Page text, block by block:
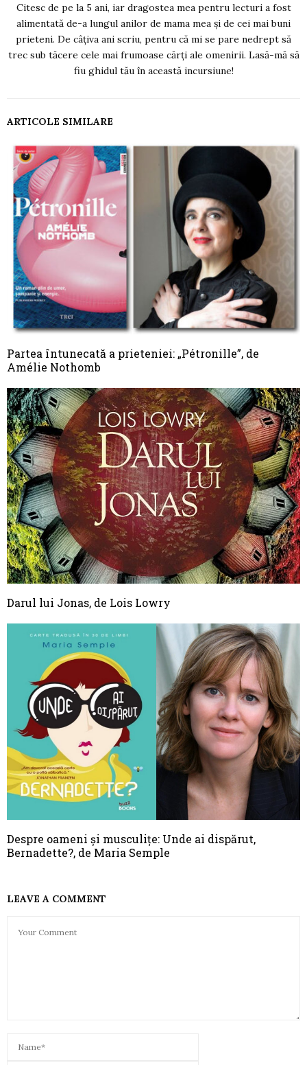
Citesc de pe la 5 ani, iar dragostea mea pentru lecturi a fost
alimentată de-a lungul anilor de mama mea și de cei mai buni
prieteni. De câțiva ani scriu, pentru că mi se pare nedrept să
trec sub tăcere cele mai frumoase cărți ale omenirii. Lasă-mă să
fiu ghidul tău în această incursiune!
ARTICOLE SIMILARE
Partea întunecată a prieteniei: „Pétronille”, de
Amélie Nothomb
Darul lui Jonas, de Lois Lowry
Despre oameni și musculițe: Unde ai dispărut,
Bernadette?, de Maria Semple
LEAVE A COMMENT